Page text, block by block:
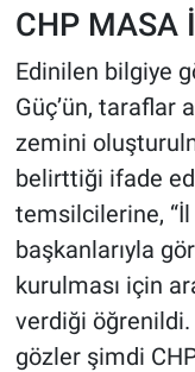
CHP MASA
Edinilen bilgiye
Güç’ün, taraflar
zemini
belirttiği ifade
temsilcilerine, “İl
başkanlarıyla
kurulması için
verdiği öğrenildi.
gözler şimdi